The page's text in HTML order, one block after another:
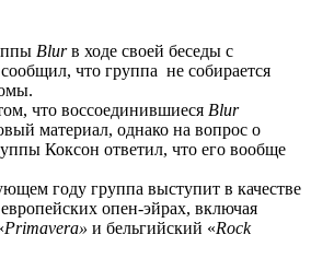
Blurв ходе своей беседы с
что группа не собирается
что воссоединившиеся Blur
материал, однако на вопрос о
Коксон ответил, что его вообще
году группа выступит в качестве
опен-эйрах, включая
Primavera» и бельгийский «Rock